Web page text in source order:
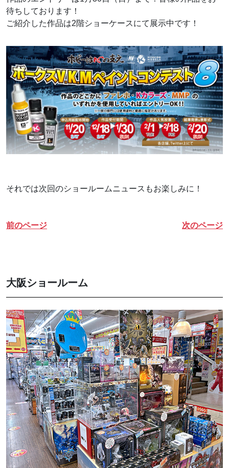
待ちしております！
ご紹介した作品は2階ショーケースにて展示中です！
それでは次回のショールームニュースもお楽しみに！
前のページ 次のページ
大阪ショールーム